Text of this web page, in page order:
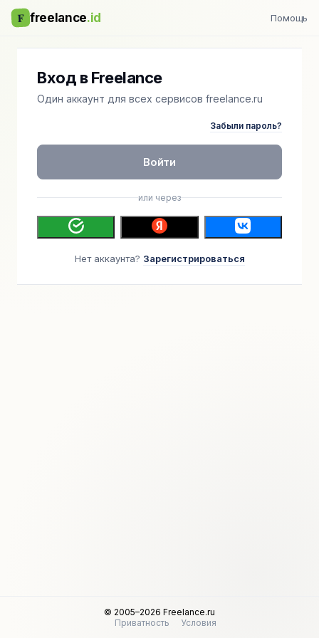
F freelance.id Помощь
Вход в Freelance
Один аккаунт для всех сервисов freelance.ru
Забыли пароль?
Войти
или через
Нет аккаунта? Зарегистрироваться
© 2005–2026 Freelance.ru
Приватность
Условия